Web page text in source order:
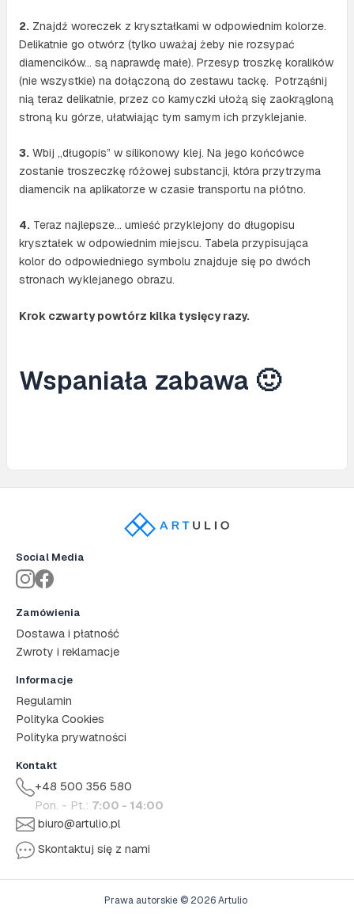
2.Znajdź woreczek z kryształkami w odpowiednim kolorze.
Delikatnie go otwórz (tylko uważaj żeby nie rozsypać
diamencików… są naprawdę małe). Przesyp troszkę koralików
(nie wszystkie) na dołączoną do zestawu tackę. Potrząśnij
nią teraz delikatnie, przez co kamyczki ułożą się zaokrągloną
stroną ku górze, ułatwiając tym samym ich przyklejanie.
3.Wbij „długopis” w silikonowy klej. Na jego końcówce
zostanie troszeczkę różowej substancji, która przytrzyma
diamencik na aplikatorze w czasie transportu na płótno.
4.Teraz najlepsze… umieść przyklejony do długopisu
kryształek w odpowiednim miejscu. Tabela przypisująca
kolor do odpowiedniego symbolu znajduje się po dwóch
stronach wyklejanego obrazu.
Krok czwarty powtórz kilka tysięcy razy.
Wspaniała zabawa 🙂
Zamówienia
Dostawa i płatność
Zwroty i reklamacje
Informacje
Regulamin
Polityka Cookies
Polityka prywatności
Kontakt
+48 500 356 580
Pon. - Pt.: 7:00 - 14:00
biuro@artulio.pl
Skontaktuj się z nami
Social Media
Prawa autorskie © 2026 Artulio